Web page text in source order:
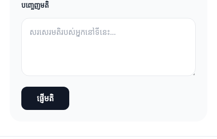
បញ្ចេញមតិ
ផ្ញើមតិ